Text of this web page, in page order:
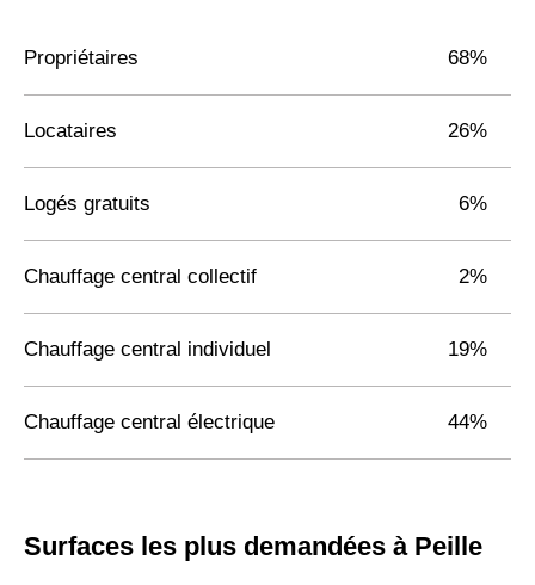
Propriétaires 68%
Locataires 26%
Logés gratuits 6%
Chauffage central collectif 2%
Chauffage central individuel 19%
Chauffage central électrique 44%
Surfaces les plus demandées à Peille